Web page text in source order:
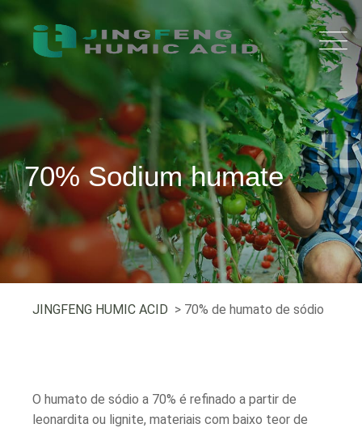
70% Sodium humate
JINGFENG HUMIC ACID > 70% de humato de sódio
O humato de sódio a 70% é refinado a partir de
leonardita ou lignite, materiais com baixo teor de